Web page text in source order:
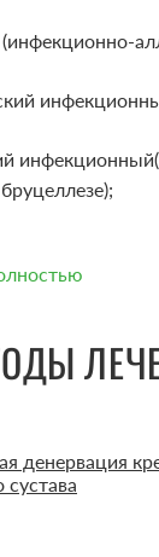
денервация